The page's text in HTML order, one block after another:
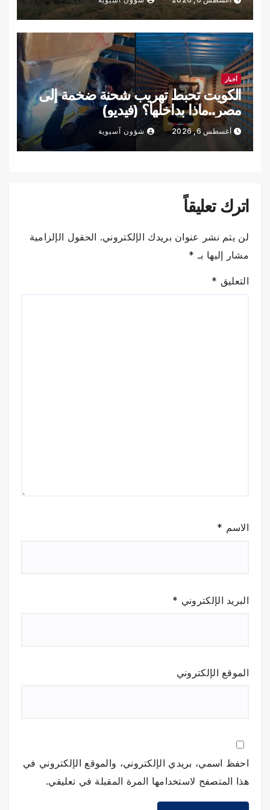
أخبار
الكويت تحبط تهريب شحنة ضخمة إلى
مصر..ماذا بداخلها؟ (فيديو)
أغسطس 6, 2026 شؤون آسيوية
اترك تعليقاً
لن يتم نشر عنوان بريدك الإلكتروني. الحقول الإلزامية
مشار إليها بـ *
التعليق *
الاسم *
البريد الإلكتروني *
الموقع الإلكتروني
احفظ اسمي، بريدي الإلكتروني، والموقع الإلكتروني في
هذا المتصفح لاستخدامها المرة المقبلة في تعليقي.